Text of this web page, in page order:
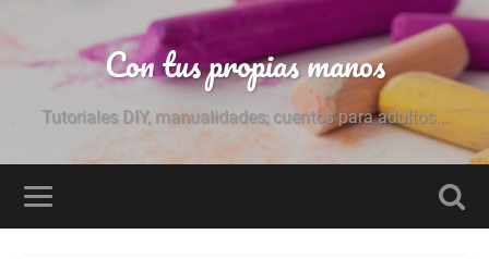
Con tus propias manos
Tutoriales DIY, manualidades, cuentos para adultos...